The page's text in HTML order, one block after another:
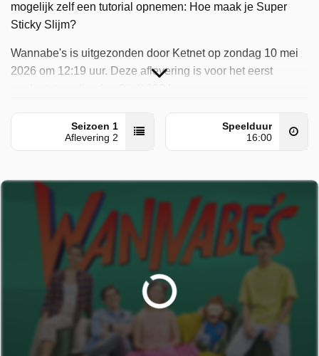
mogelijk zelf een tutorial opnemen: Hoe maak je Super
Sticky Slijm?
Wannabe's is uitgezonden door Ketnet op zondag 10 mei
2026 om 12:19 uur. Deze aflevering is voor het eerst
Seizoen 1
Aflevering 2
Speelduur
16:00